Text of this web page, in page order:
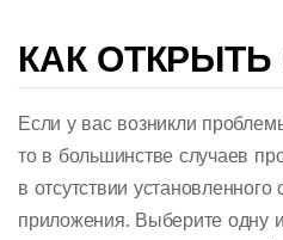
КАК ОТКРЫТЬ
Если у вас возникли
то в большинстве случаев
в отсутствии установленного
приложения. Выберите одну